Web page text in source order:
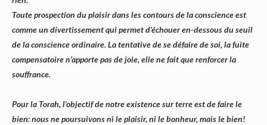
Toute prospection du plaisir dans les contours de la conscience est
comme un divertissement qui permet d’échouer en-dessous du seuil
de la conscience ordinaire. La tentative de se défaire de soi, la fuite
compensatoire n’apporte pas de joie, elle ne fait que renforcer la
souffrance.
Pour la Torah, l’objectif de notre existence sur terre est de faire le
bien: nous ne poursuivons ni le plaisir, ni le bonheur, mais le bien!